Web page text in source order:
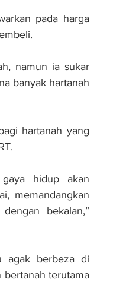
pada harga
namun ia sukar
banyak hartanah
hartanah yang
hidup akan
memandangkan
bekalan,”
agak berbeza di
bertanah terutama